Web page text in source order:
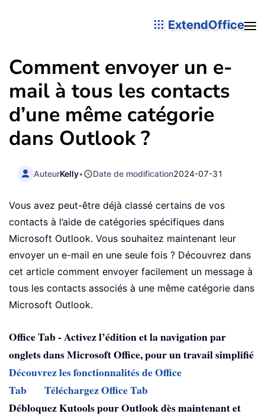
ExtendOffice
Comment envoyer un e-
mail à tous les contacts
d’une même catégorie
dans Outlook ?
AuteurKelly• Date de modification2024-07-31
Vous avez peut-être déjà classé certains de vos
contacts à l’aide de catégories spécifiques dans
Microsoft Outlook. Vous souhaitez maintenant leur
envoyer un e-mail en une seule fois ? Découvrez dans
cet article comment envoyer facilement un message à
tous les contacts associés à une même catégorie dans
Microsoft Outlook.
Office Tab - Activez l’édition et la navigation par
onglets dans Microsoft Office, pour un travail simplifié
Découvrez les fonctionnalités de Office
Tab
Téléchargez Office Tab
Débloquez Kutools pour Outlook dès maintenant et